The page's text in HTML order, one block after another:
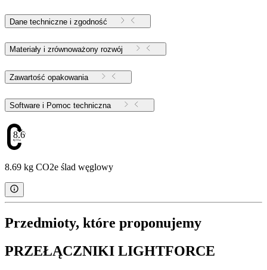
Dane techniczne i zgodność
Materiały i zrównoważony rozwój
Zawartość opakowania
Software i Pomoc techniczna
8.69
8.69 kg CO2e ślad węglowy
Przedmioty, które proponujemy
PRZEŁĄCZNIKI LIGHTFORCE